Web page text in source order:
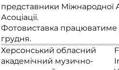
представники Міжнародної
Асоціації.
Фотовиставка працюватиме
грудня.
Херсонський обласний
академічний музично-